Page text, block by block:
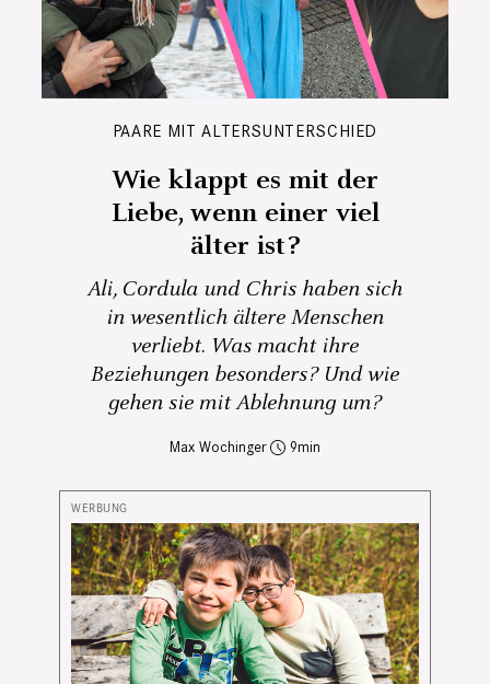
PAARE MIT ALTERSUNTERSCHIED
Wie klappt es mit der
Liebe, wenn einer viel
älter ist?
Ali, Cordula und Chris haben sich
in wesentlich ältere Menschen
verliebt. Was macht ihre
Beziehungen besonders? Und wie
gehen sie mit Ablehnung um?
Max Wochinger 9